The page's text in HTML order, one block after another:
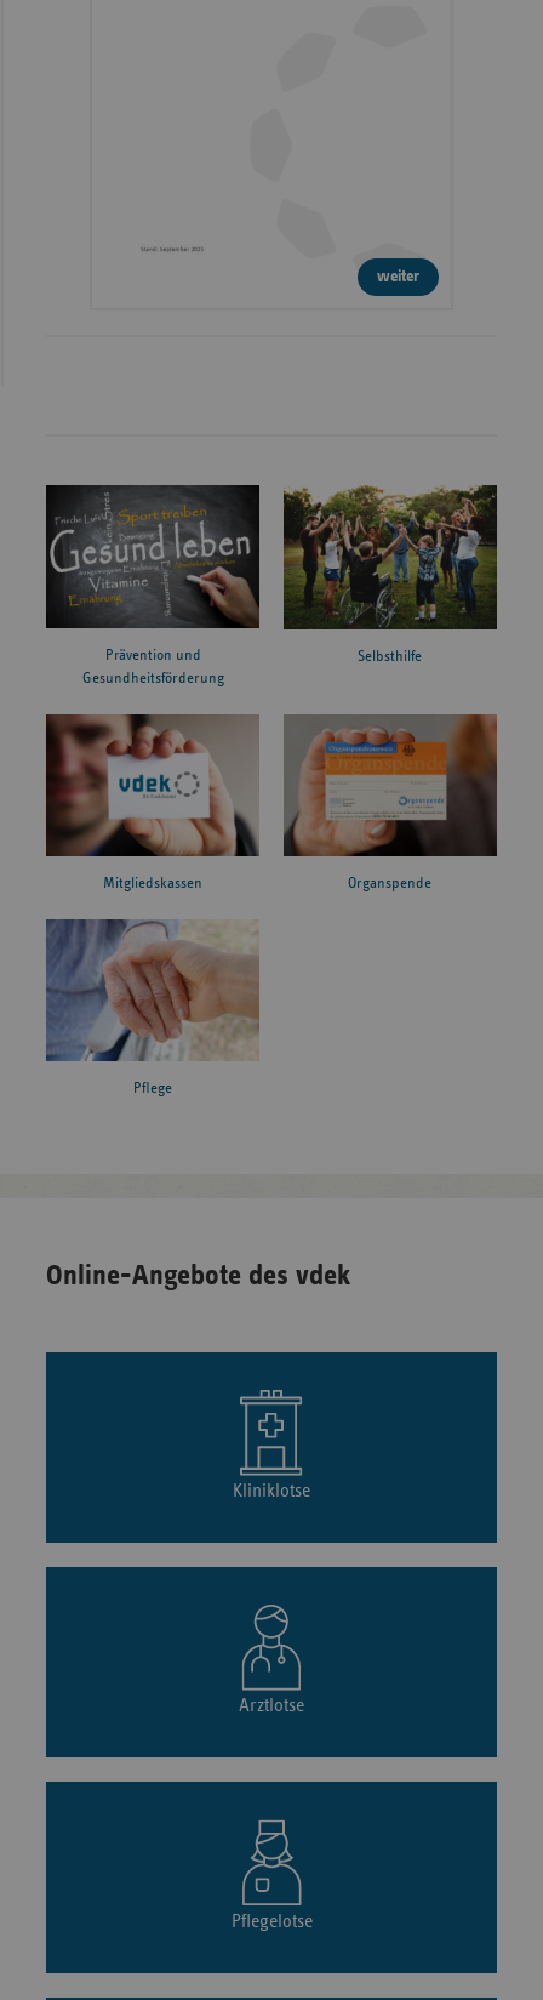
weiter
Prävention und
Gesundheitsförderung
Selbsthilfe
Mitgliedskassen Organspende
Pflege
Online-Angebote des vdek
Kliniklotse
Arztlotse
Pflegelotse